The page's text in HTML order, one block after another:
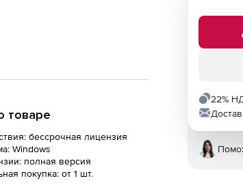
товаре
бессрочная лицензия
Windows
полная версия
покупка: от 1 шт.
22%